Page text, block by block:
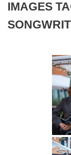
IMAGES